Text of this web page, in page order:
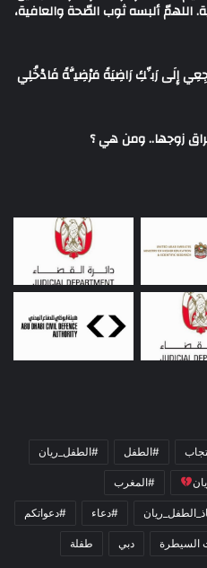
اللهمّ ألبسه ثوب الصّحة والعافية،
إِلَى رَبِّكِ رَاضِيَةً مَرْضِيَّةً فَادْخُلِي
زوجها.. ومن هي ؟
#الطفل #الطفل_ريان
#المغرب
#دعاء #دعواتكم
السيطرة دبي طفلة